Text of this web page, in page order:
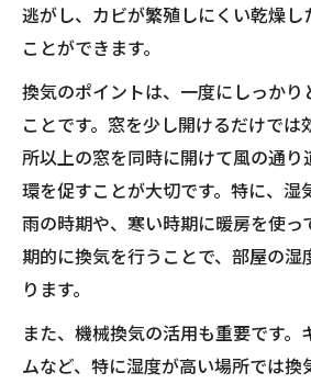
逃がし、カビが繁殖しにくい乾燥し
ことができます。
換気のポイントは、一度にしっかり
ことです。窓を少し開けるだけで
所以上の窓を同時に開けて風の通り
環を促すことが大切です。特に、湿
雨の時期や、寒い時期に暖房を使っ
期的に換気を行うことで、部屋の湿
ります。
また、機械換気の活用も重要です。
ムなど、特に湿度が高い場所では換